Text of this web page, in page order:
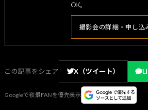
OK。
撮影会の詳細・申し込
この記事をシェア X（ツイート）
Googleで夜景FANを優先表示